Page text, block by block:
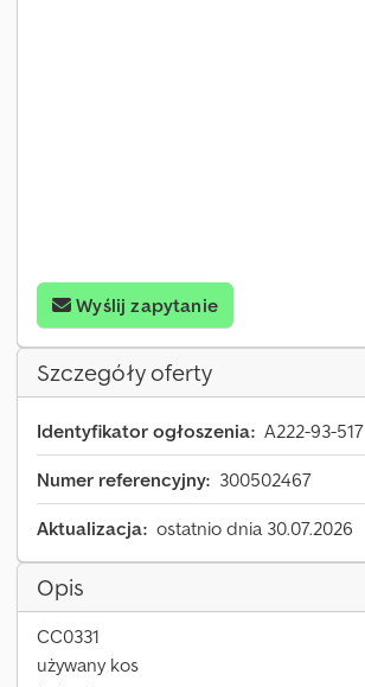
Wyślij zapytanie
Szczegóły oferty
Identyfikator ogłoszenia: A222-93-517
Numer referencyjny: 300502467
Aktualizacja: ostatnio dnia 30.07.2026
Opis
CC0331
używany kos